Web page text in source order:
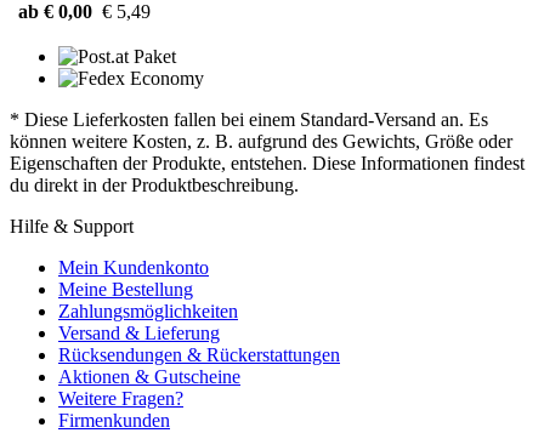
ab € 0,00 € 5,49
* Diese Lieferkosten fallen bei einem Standard-Versand an. Es
können weitere Kosten, z. B. aufgrund des Gewichts, Größe oder
Eigenschaften der Produkte, entstehen. Diese Informationen findest
du direkt in der Produktbeschreibung.
Hilfe & Support
Mein Kundenkonto
Meine Bestellung
Zahlungsmöglichkeiten
Versand & Lieferung
Rücksendungen & Rückerstattungen
Aktionen & Gutscheine
Weitere Fragen?
Firmenkunden